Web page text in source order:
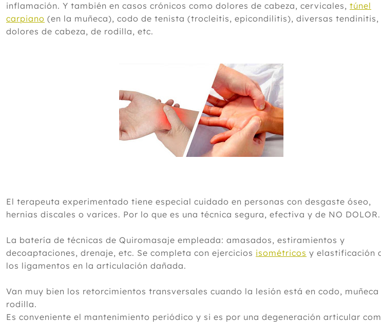
inflamación. Y también en casos crónicos como dolores de cabeza, cervicales, túnel
carpiano (en la muñeca), codo de tenista (trocleitis, epicondilitis), diversas tendinitis,
dolores de cabeza, de rodilla, etc.
El terapeuta experimentado tiene especial cuidado en personas con desgaste óseo,
hernias discales o varices. Por lo que es una técnica segura, efectiva y de NO DOLOR.
La batería de técnicas de Quiromasaje empleada: amasados, estiramientos y
decoaptaciones, drenaje, etc. Se completa con ejercicios isométricos y elastificación
los ligamentos en la articulación dañada.
Van muy bien los retorcimientos transversales cuando la lesión está en codo, muñeca
rodilla.
Es conveniente el mantenimiento periódico y si es por una degeneración articular